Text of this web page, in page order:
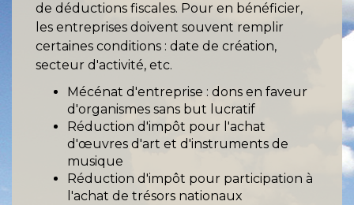
de déductions fiscales. Pour en bénéficier,
les entreprises doivent souvent remplir
certaines conditions : date de création,
secteur d'activité, etc.
Mécénat d'entreprise : dons en faveur
d'organismes sans but lucratif
Réduction d'impôt pour l'achat
d'œuvres d'art et d'instruments de
musique
Réduction d'impôt pour participation à
l'achat de trésors nationaux